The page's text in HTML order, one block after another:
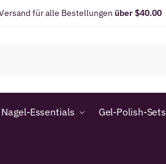
für alle Bestellungen über $40.00
Nagel-Essentials Gel-Polish-Sets